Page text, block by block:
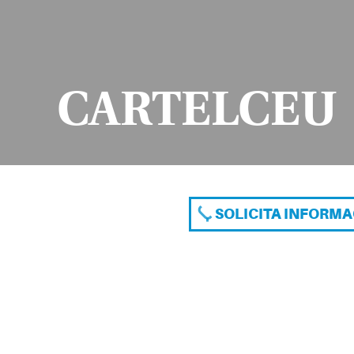
CARTELCEU
SOLICITA